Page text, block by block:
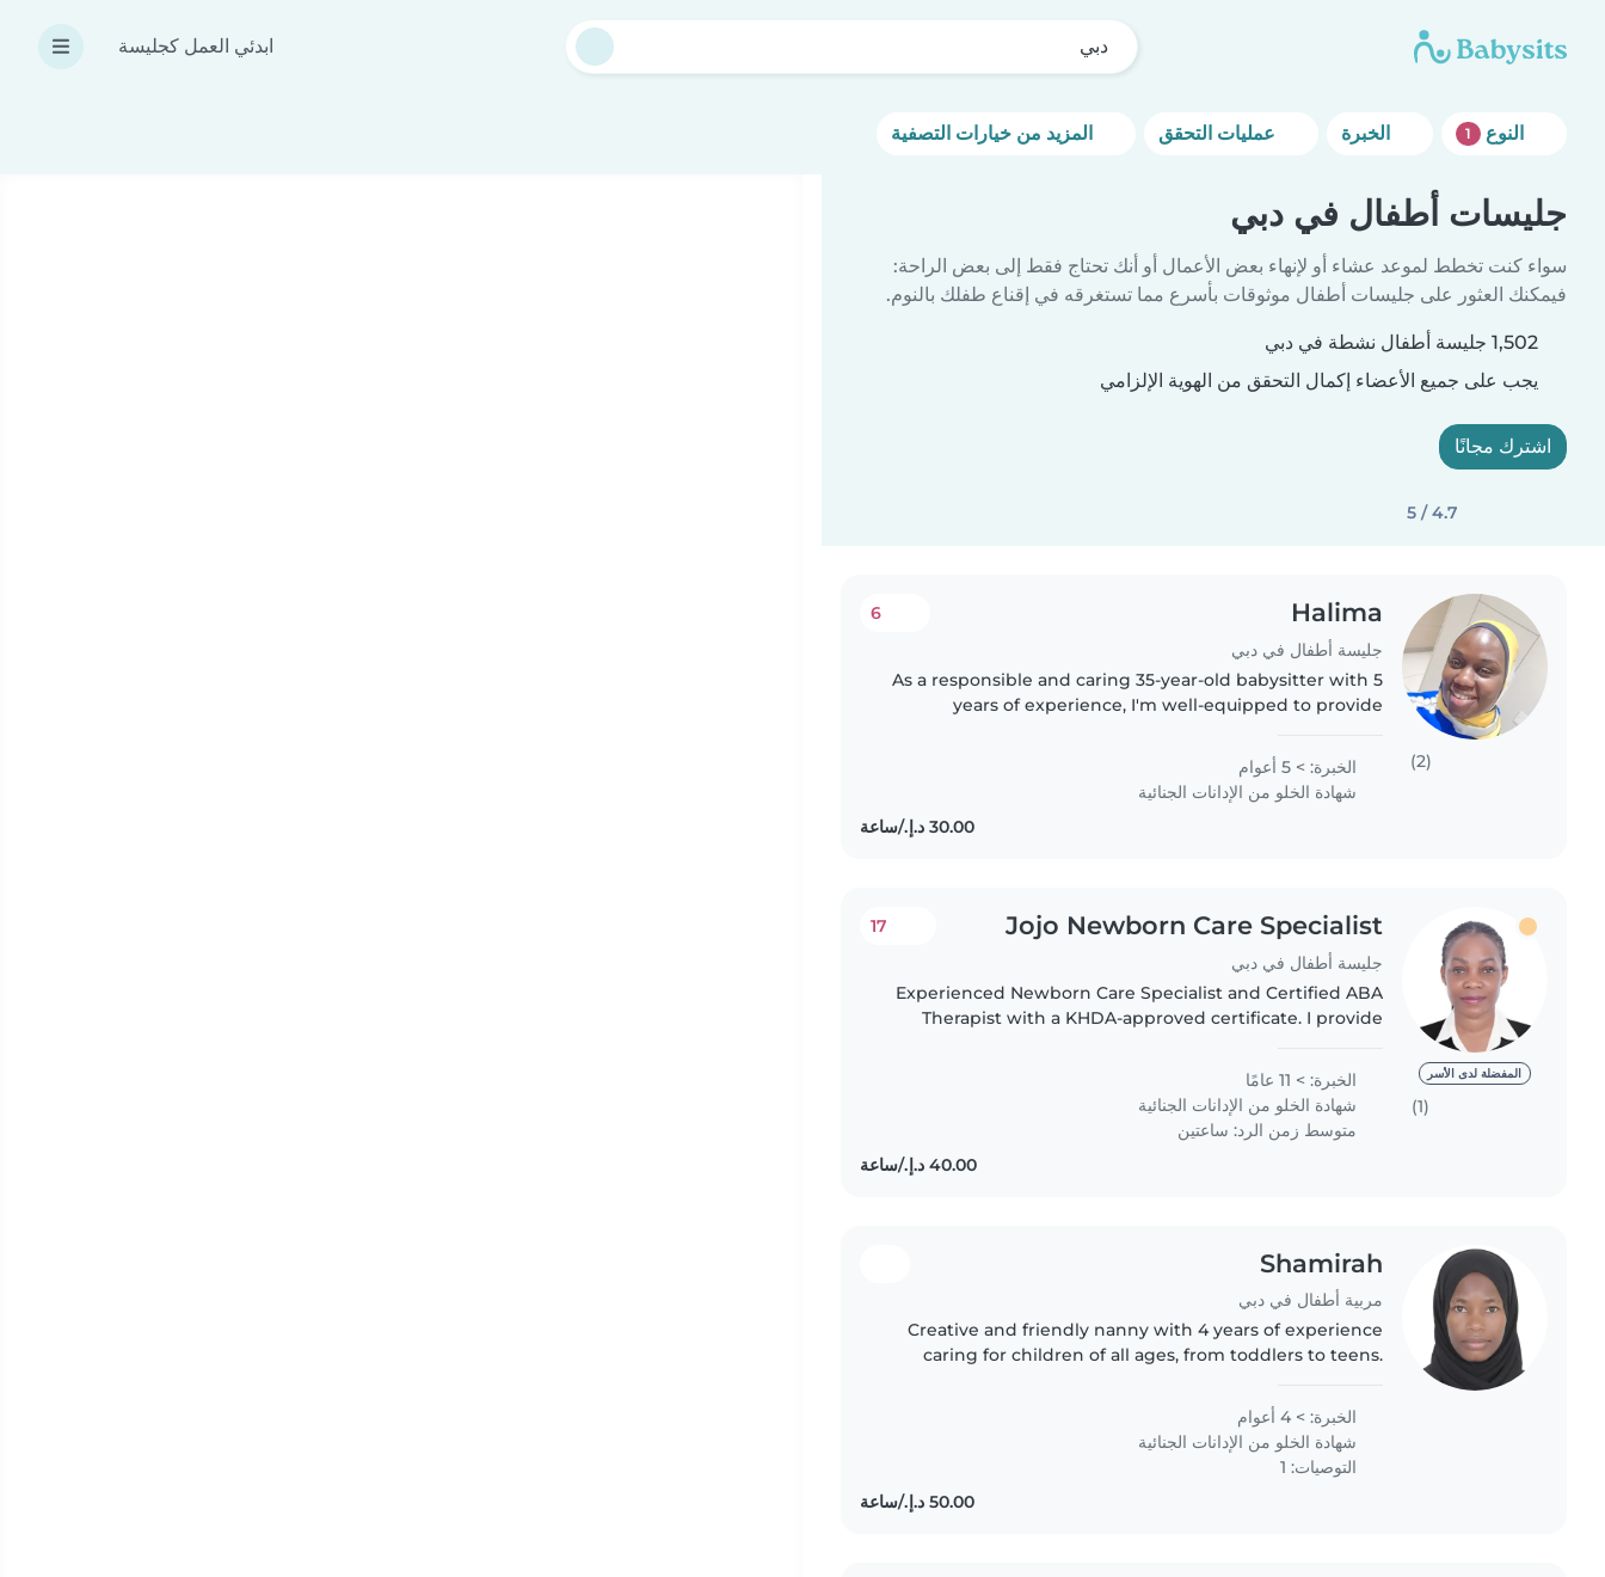
دبي ابدئي العمل كجليسة
1 المزيد من خيارات التصفية
جليسات أطفال في دبي
سواء كنت تخطط لموعد عشاء أو لإنهاء بعض الأعمال أو أنك تحتاج فقط إلى بعض الراحة:
فيمكنك العثور على جليسات أطفال موثوقات بأسرع مما تستغرقه في إقناع طفلك بالنوم.
1,502 جليسة أطفال نشطة في دبي
يجب على جميع الأعضاء إكمال التحقق من الهوية الإلزامي
اشترك مجانًا
4.7 / 5
(2)
Halima
جليسة أطفال في دبي
6
As a responsible and caring 35-year-old babysitter with 5
years of experience, I'm well-equipped to provide
working with toddlers,..
الخبرة: > 5 أعوام
شهادة الخلو من الإدانات الجنائية
المفضلة لدى الأسر
(1)
Jojo Newborn Care Specialist
جليسة أطفال في دبي
17
Experienced Newborn Care Specialist and Certified ABA
Therapist with a KHDA-approved certificate. I provide
الخبرة: > 11 عامًا
شهادة الخلو من الإدانات الجنائية
متوسط زمن الرد: ساعتين
Shamirah
مربية أطفال في دبي
Creative and friendly nanny with 4 years of experience
caring for children of all ages, from toddlers to teens.
activities like..
الخبرة: > 4 أعوام
شهادة الخلو من الإدانات الجنائية
التوصيات: 1